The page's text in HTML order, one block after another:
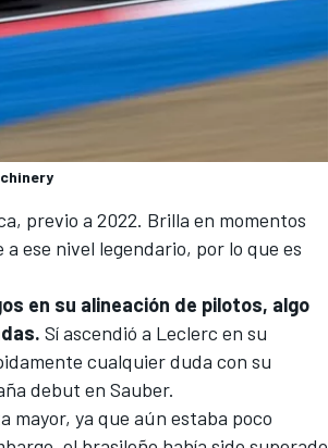
previo a 2022. Brilla en momentos
ese nivel legendario, por lo que es
en su alineación de pilotos, algo
Sí ascendió a Leclerc en su
cualquier duda con su
debut en Sauber.
mayor, ya que aún estaba poco